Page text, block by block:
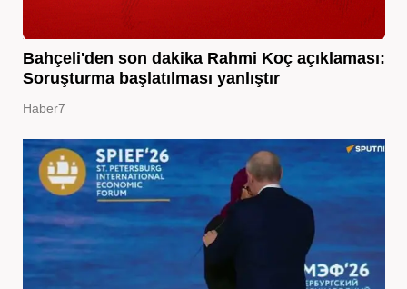
Bahçeli'den son dakika Rahmi Koç açıklaması:
Soruşturma başlatılması yanlıştır
Haber7